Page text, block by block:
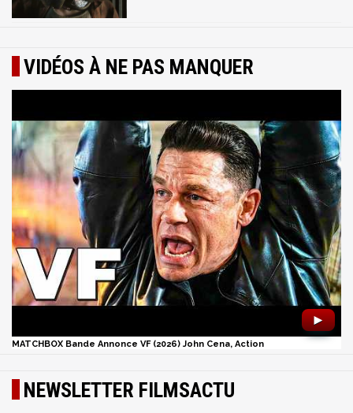
VIDÉOS À NE PAS MANQUER
►
MATCHBOX Bande Annonce VF (2026) John Cena, Action
NEWSLETTER FILMSACTU